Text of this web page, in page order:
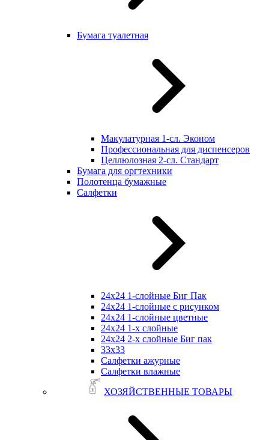
Бумага туалетная
Макулатурная 1-сл. Эконом
Профессиональная для диспенсеров
Целлюлозная 2-сл. Стандарт
Бумага для оргтехники
Полотенца бумажные
Салфетки
24х24 1-слойные Биг Пак
24х24 1-слойные с рисунком
24х24 1-слойные цветные
24х24 1-х слойные
24х24 2-х слойные Биг пак
33х33
Салфетки ажурные
Салфетки влажные
ХОЗЯЙСТВЕННЫЕ ТОВАРЫ